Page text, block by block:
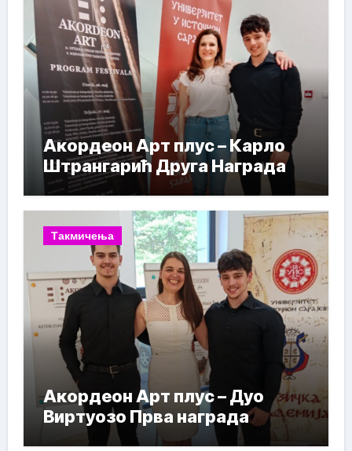
Акордеон Арт плус – Карло
Штрангарић Друга Награда
Такмичења
Акордеон Арт плус – Дуо
Виртуозо Прва награда